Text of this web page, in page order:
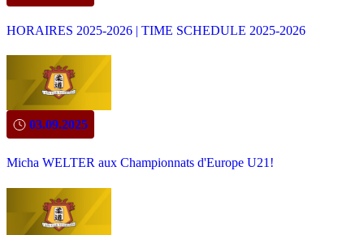
HORAIRES 2025-2026 | TIME SCHEDULE 2025-2026
03.09.2025
Micha WELTER aux Championnats d'Europe U21!